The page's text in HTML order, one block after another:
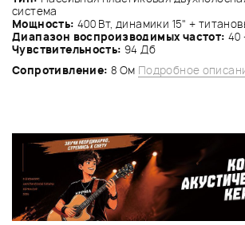
система
Мощность: 400 Вт, динамики 15" +
Диапазон воспроизводимых частот: 40
Чувствительность: 94 Дб
Сопротивление: 8 Ом Подробное